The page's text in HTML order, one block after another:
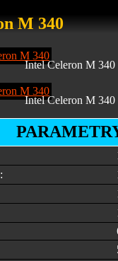
M 340
Intel Celeron M 340
Intel Celeron M 340